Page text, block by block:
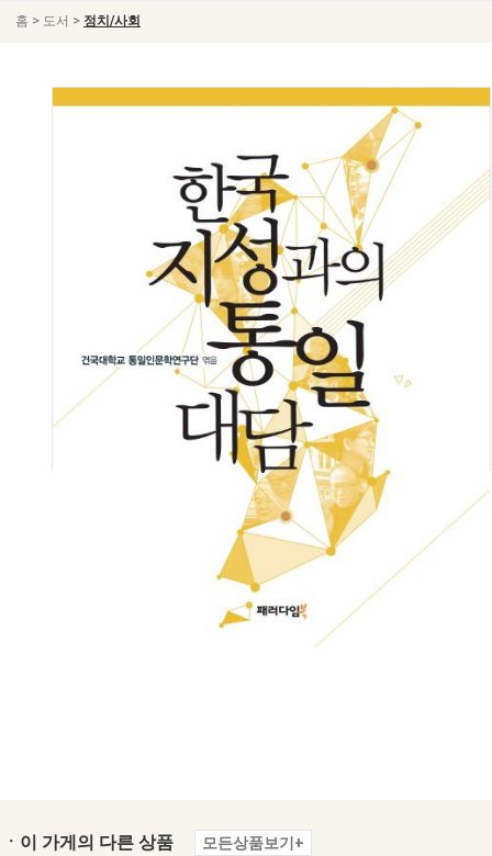
홈 > 도서 > 정치/사회
ㆍ이 가게의 다른 상품 모든상품보기+